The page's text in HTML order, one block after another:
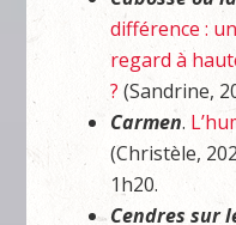
différence :
regard à
? (Sandrine,
Carmen.
(Christèle,
1h20.
Cendres sur